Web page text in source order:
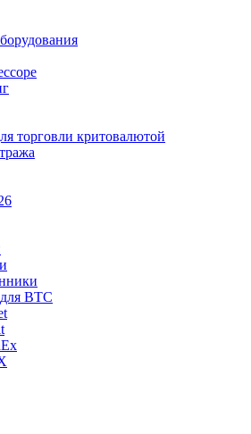
торговли критовалютой
BTC